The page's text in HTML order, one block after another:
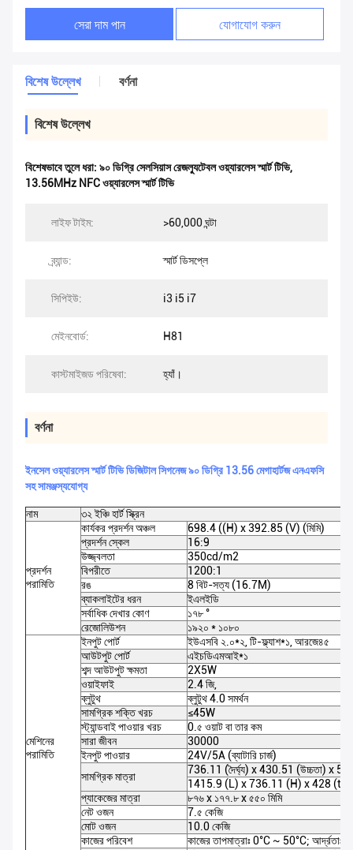
সেরা দাম পান যোগাযোগ করুন
বিশেষ উল্লেখ বর্ণনা
বিশেষ উল্লেখ
বিশেষভাবে তুলে ধরা: ৯০ ডিগ্রি সেলসিয়াস রেজল্যুটেবল ওয়্যারলেস স্মার্ট টিভি,
13.56MHz NFC ওয়্যারলেস স্মার্ট টিভি
লাইফ টাইম: >60,000 ঘন্টা
ব্র্যান্ড: স্মার্ট ডিসপ্লে
সিপিইউ: i3 i5 i7
মেইনবোর্ড: H81
কাস্টমাইজড পরিষেবা: হ্যাঁ।
বর্ণনা
ইনসেল ওয়্যারলেস স্মার্ট টিভি ডিজিটাল সিগনেজ ৯০ ডিগ্রি 13.56 মেগাহার্টজ এনএফসি
সহ সামঞ্জস্যযোগ্য
নাম ৩২ ইঞ্চি হার্ট স্ক্রিন
প্রদর্শন
পরামিতি
কার্যকর প্রদর্শন অঞ্চল
698.4 ((H) x 392.85 (V) (মিমি)
প্রদর্শন স্কেল
16:9
উজ্জ্বলতা
350cd/m2
বিপরীতে
1200:1
রঙ
8 বিট-সত্য (16.7M)
ব্যাকলাইটের ধরন
ইএলইডি
সর্বাধিক দেখার কোণ
১৭৮ °
রেজোলিউশন
১৯২০ * ১০৮০
মেশিনের
পরামিতি
ইনপুট পোর্ট
ইউএসবি ২.০*২, টি-ফ্ল্যাশ*১, আরজে৪৫
আউটপুট পোর্ট
এইচডিএমআই*১
শব্দ আউটপুট ক্ষমতা
2X5W
ওয়াইফাই
2.4 জি,
ব্লুটুথ
ব্লুটুথ 4.0 সমর্থন
সামগ্রিক শক্তি খরচ
≤45W
স্ট্যান্ডবাই পাওয়ার খরচ
0.৫ ওয়াট বা তার কম
সারা জীবন
30000
ইনপুট পাওয়ার
24V/5A (ব্যাটারি চার্জ)
সামগ্রিক মাত্রা
736.11 (দৈর্ঘ্য) x 430.51 (উচ্চতা) x
1415.9 (L) x 736.11 (H) x 428
প্যাকেজের মাত্রা
৮৭৬ x ১৭৭.৮ x ৫৫০ মিমি
নেট ওজন
7.৫ কেজি
মোট ওজন
10.0 কেজি
কাজের পরিবেশ
কাজের তাপমাত্রাঃ 0°C ~ 50°C;